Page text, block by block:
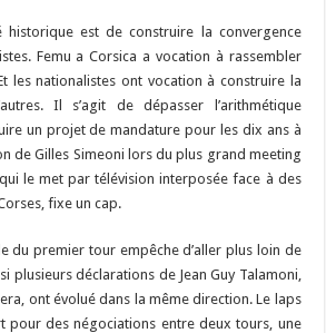
historique est de construire la convergence
Femu a Corsica a vocation à rassembler
les nationalistes ont vocation à construire la
Il s’agit de dépasser l’arithmétique
un projet de mandature pour les dix ans à
de Gilles Simeoni lors du plus grand meeting
le met par télévision interposée face à des
fixe un cap.
du premier tour empêche d’aller plus loin de
plusieurs déclarations de Jean Guy Talamoni,
ont évolué dans la même direction. Le laps
pour des négociations entre deux tours, une